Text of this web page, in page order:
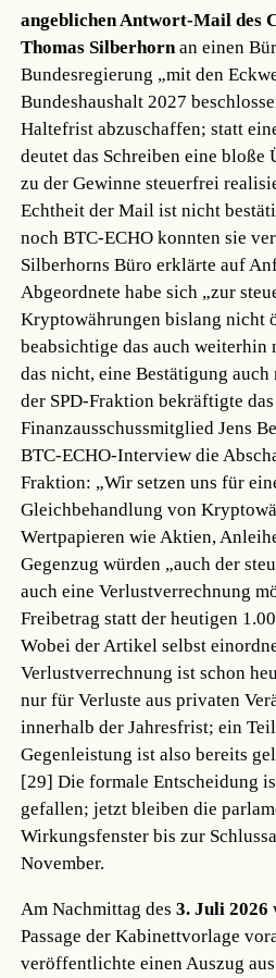
angeblichen Antwort-Mail des
Thomas Silberhornan einen
Bundesregierung „mit den
Bundeshaushalt 2027
Haltefrist abzuschaffen; statt
deutet das Schreiben eine bloße
zu der Gewinne steuerfrei
Echtheit der Mail ist nicht
noch BTC-ECHO konnten sie
Silberhorns Büro erklärte auf
Abgeordnete habe sich „zur
Kryptowährungen bislang nicht
beabsichtige das auch
das nicht, eine Bestätigung
der SPD-Fraktion bekräftigte das
Finanzausschussmitglied Jens
BTC-ECHO-Interview die
Fraktion: „Wir setzen uns für
Gleichbehandlung von
Wertpapieren wie Aktien,
Gegenzug würden „auch der
auch eine Verlustverrechnung
Freibetrag statt der heutigen
Wobei der Artikel selbst
Verlustverrechnung ist schon
nur für Verluste aus privaten
innerhalb der Jahresfrist; ein
Gegenleistung ist also bereits
[29] Die formale Entscheidung
gefallen; jetzt bleiben die
Wirkungsfenster bis zur
November.
Am Nachmittag des3. Juli 2026
Passage der Kabinettvorlage
veröffentlichte einen Auszug